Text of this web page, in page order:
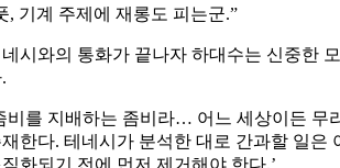
, 기계 주제에 재롱도 피는군.”
시와의 통화가 끝나자 하대수는 신중한
비를 지배하는 좀비라… 어느 세상이든 무
한다. 테네시가 분석한 대로 간과할 일은
화되기 전에 먼저 제거해야 한다.’